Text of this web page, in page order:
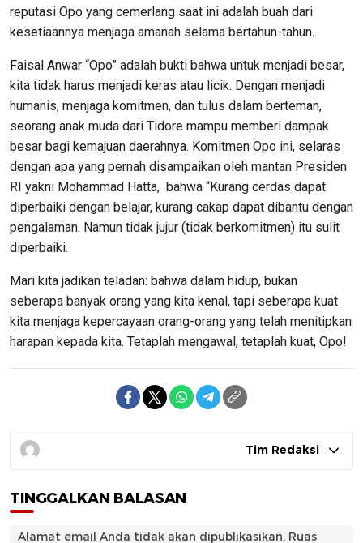
reputasi Opo yang cemerlang saat ini adalah buah dari
kesetiaannya menjaga amanah selama bertahun-tahun.
Faisal Anwar “Opo” adalah bukti bahwa untuk menjadi besar,
kita tidak harus menjadi keras atau licik. Dengan menjadi
humanis, menjaga komitmen, dan tulus dalam berteman,
seorang anak muda dari Tidore mampu memberi dampak
besar bagi kemajuan daerahnya. Komitmen Opo ini, selaras
dengan apa yang pernah disampaikan oleh mantan Presiden
RI yakni Mohammad Hatta, bahwa “Kurang cerdas dapat
diperbaiki dengan belajar, kurang cakap dapat dibantu dengan
pengalaman. Namun tidak jujur (tidak berkomitmen) itu sulit
diperbaiki.
Mari kita jadikan teladan: bahwa dalam hidup, bukan
seberapa banyak orang yang kita kenal, tapi seberapa kuat
kita menjaga kepercayaan orang-orang yang telah menitipkan
harapan kepada kita. Tetaplah mengawal, tetaplah kuat, Opo!
Tim Redaksi
TINGGALKAN BALASAN
Alamat email Anda tidak akan dipublikasikan. Ruas